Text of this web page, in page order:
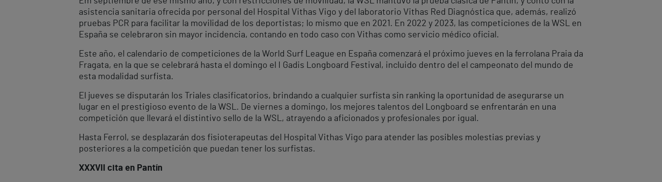
asistencia sanitaria ofrecida por personal del Hospital Vithas Vigo y del laboratorio Vithas Red Diagnóstica que, además, realizó
pruebas PCR para facilitar la movilidad de los deportistas; lo mismo que en 2021. En 2022 y 2023, las competiciones de la WSL en
España se celebraron sin mayor incidencia, contando en todo caso con Vithas como servicio médico oficial.
Este año, el calendario de competiciones de la World Surf League en España comenzará el próximo jueves en la ferrolana Praia da
Fragata, en la que se celebrará hasta el domingo el I Gadis Longboard Festival, incluido dentro del el campeonato del mundo de
esta modalidad surfista.
El jueves se disputarán los Triales clasificatorios, brindando a cualquier surfista sin ranking la oportunidad de asegurarse un
lugar en el prestigioso evento de la WSL. De viernes a domingo, los mejores talentos del Longboard se enfrentarán en una
competición que llevará el distintivo sello de la WSL, atrayendo a aficionados y profesionales por igual.
Hasta Ferrol, se desplazarán dos fisioterapeutas del Hospital Vithas Vigo para atender las posibles molestias previas y
posteriores a la competición que puedan tener los surfistas.
XXXVII cita en Pantín